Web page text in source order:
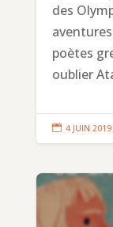
des
poètes
oublier
 4 JUIN 2019